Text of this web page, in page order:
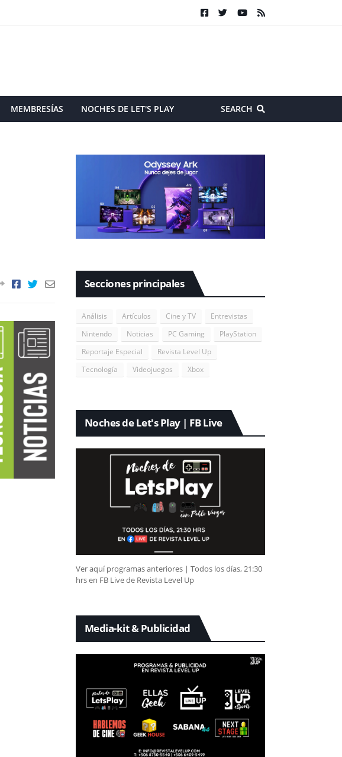
MEMBRESÍAS NOCHES DE LET'S PLAY SEARCH
Secciones principales
Análisis Artículos Cine y TV
Entrevistas
Nintendo
Noticias PC Gaming
PlayStation
Reportaje Especial
Revista Level Up
Tecnología
Videojuegos Xbox
Noches de Let's Play | FB Live
Ver aquí programas anteriores | Todos los días, 21:30
hrs en FB Live de Revista Level Up
Media-kit & Publicidad